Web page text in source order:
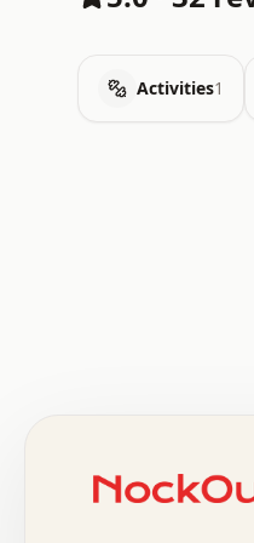
Activities1
.   +   .   .   o
.   .   .   o   .   .